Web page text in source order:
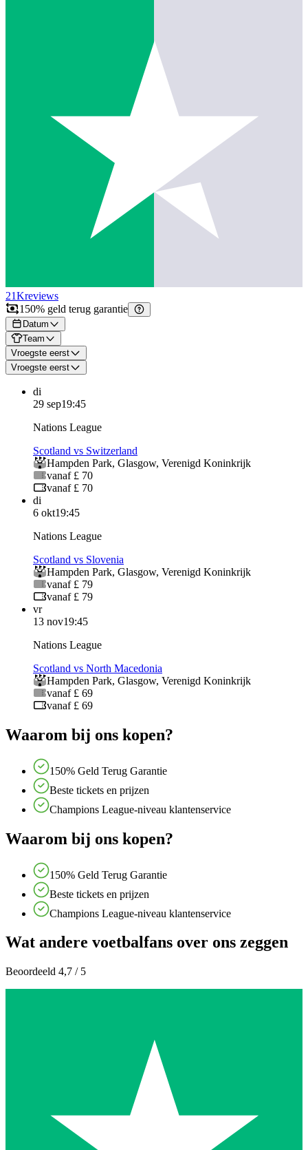
21Kreviews
150% geld terug garantie
Datum
Team
Vroegste eerst
Vroegste eerst
di
29 sep19:45
Nations League
Scotland vs Switzerland
Hampden Park, Glasgow, Verenigd Koninkrijk
vanaf £ 70
vanaf £ 70
di
6 okt19:45
Nations League
Scotland vs Slovenia
Hampden Park, Glasgow, Verenigd Koninkrijk
vanaf £ 79
vanaf £ 79
vr
13 nov19:45
Nations League
Scotland vs North Macedonia
Hampden Park, Glasgow, Verenigd Koninkrijk
vanaf £ 69
vanaf £ 69
Waarom bij ons kopen?
150% Geld Terug Garantie
Beste tickets en prijzen
Champions League-niveau klantenservice
Waarom bij ons kopen?
150% Geld Terug Garantie
Beste tickets en prijzen
Champions League-niveau klantenservice
Wat andere voetbalfans over ons zeggen
Beoordeeld 4,7 / 5